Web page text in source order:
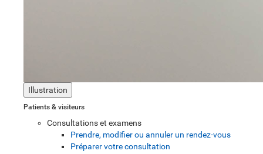
Illustration
Patients & visiteurs
Consultations et examens
Prendre, modifier ou annuler un rendez-vous
Préparer votre consultation